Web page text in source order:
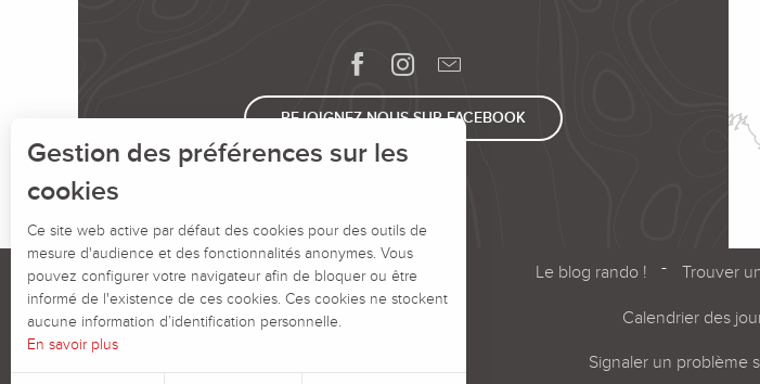
REJOIGNEZ-NOUS SUR FACEBOOK
Le blog rando ! Trouver
Calendrier des
Signaler un problème
Gestion des préférences sur les
cookies
Ce site web active par défaut des cookies pour des outils de
mesure d'audience et des fonctionnalités anonymes. Vous
pouvez configurer votre navigateur afin de bloquer ou être
informé de l'existence de ces cookies. Ces cookies ne stockent
aucune information d’identification personnelle.
En savoir plus